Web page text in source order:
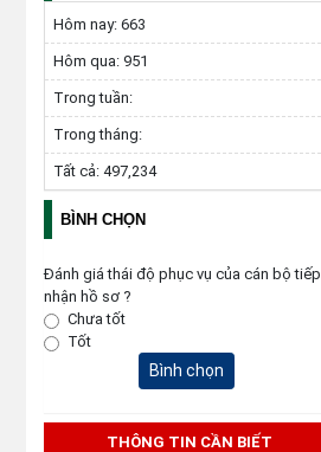
Hôm nay: 663
Hôm qua: 951
Trong tuần:
Trong tháng:
Tất cả: 497,234
BÌNH CHỌN
Đánh giá thái độ phục vụ của cán bộ tiếp
nhận hồ sơ ?
Chưa tốt
Tốt
Bình chọn
THÔNG TIN CẦN BIẾT